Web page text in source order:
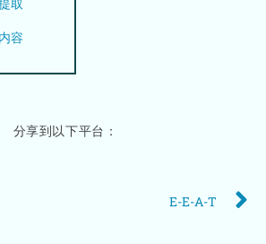
容
分享到以下平台：
E-E-A-T